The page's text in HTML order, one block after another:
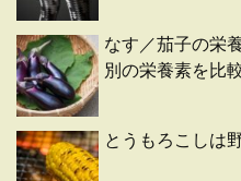
なす／茄子の栄
別の栄養素を比較
とうもろこしは